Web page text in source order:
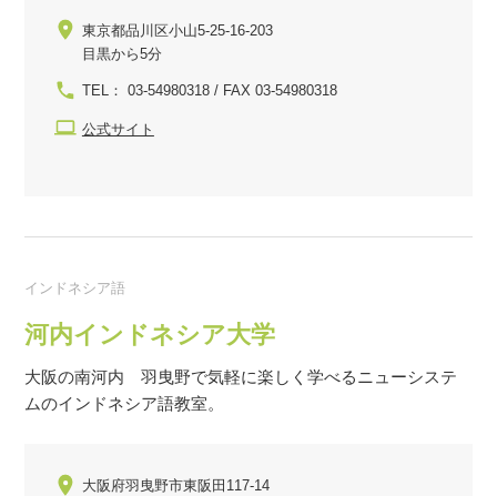
東京都品川区小山5-25-16-203
目黒から5分
TEL： 03-54980318 / FAX 03-54980318
公式サイト
インドネシア語
河内インドネシア大学
大阪の南河内 羽曳野で気軽に楽しく学べるニューシステ
ムのインドネシア語教室。
大阪府羽曳野市東阪田117-14